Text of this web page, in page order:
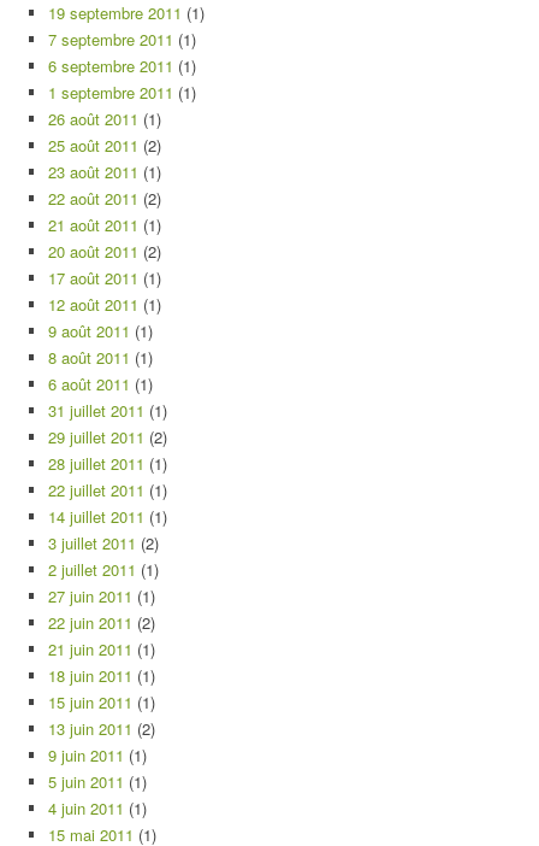
19 septembre 2011 (1)
7 septembre 2011 (1)
6 septembre 2011 (1)
1 septembre 2011 (1)
26 août 2011 (1)
25 août 2011 (2)
23 août 2011 (1)
22 août 2011 (2)
21 août 2011 (1)
20 août 2011 (2)
17 août 2011 (1)
12 août 2011 (1)
9 août 2011 (1)
8 août 2011 (1)
6 août 2011 (1)
31 juillet 2011 (1)
29 juillet 2011 (2)
28 juillet 2011 (1)
22 juillet 2011 (1)
14 juillet 2011 (1)
3 juillet 2011 (2)
2 juillet 2011 (1)
27 juin 2011 (1)
22 juin 2011 (2)
21 juin 2011 (1)
18 juin 2011 (1)
15 juin 2011 (1)
13 juin 2011 (2)
9 juin 2011 (1)
5 juin 2011 (1)
4 juin 2011 (1)
15 mai 2011 (1)